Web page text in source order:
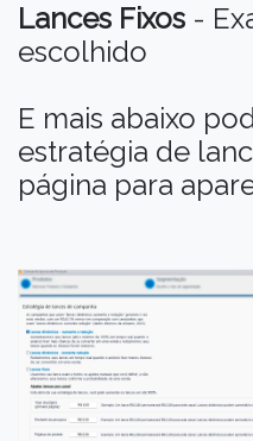
Lances Fixos -
escolhido
E mais abaixo
estratégia de
página para